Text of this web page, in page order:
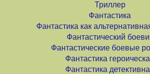
Триллер
Фантастика
Фантастика как
Фантастический
Фантастические боевые
Фантастика
Фантастика